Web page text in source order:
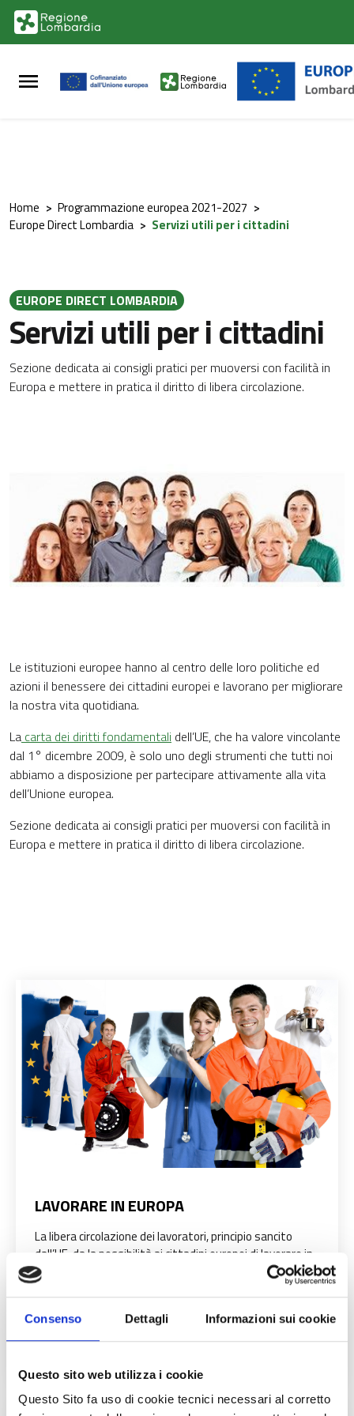
Consenso Dettagli Informazioni sui cookie
Questo sito web utilizza i cookie
Questo Sito fa uso di cookie tecnici necessari al corretto
Vai al contenuto principale
Vai al footer
Home > Programmazione europea 2021-2027 >
Europe Direct Lombardia > Servizi utili per i cittadini
EUROPE DIRECT LOMBARDIA
Servizi utili per i cittadini
Sezione dedicata ai consigli pratici per muoversi con facilità in
Europa e mettere in pratica il diritto di libera circolazione.
Le istituzioni europee hanno al centro delle loro politiche ed
azioni il benessere dei cittadini europei e lavorano per migliorare
la nostra vita quotidiana.
La carta dei diritti fondamentali dell’UE, che ha valore vincolante
dal 1° dicembre 2009, è solo uno degli strumenti che tutti noi
abbiamo a disposizione per partecipare attivamente alla vita
dell’Unione europea.
Sezione dedicata ai consigli pratici per muoversi con facilità in
Europa e mettere in pratica il diritto di libera circolazione.
LAVORARE IN EUROPA
La libera circolazione dei lavoratori, principio sancito
dall’UE, da la possibilità ai cittadini europei di lavorare in
uno qualsiasi dei paesi dell’UE, in Norvegia, Islanda,
Liechtenstein e Svizzera. Sezione dedicata ai principali
agevolare la mobilità per lavoro, tirocinio o
apprendistato dei cittadini europei.